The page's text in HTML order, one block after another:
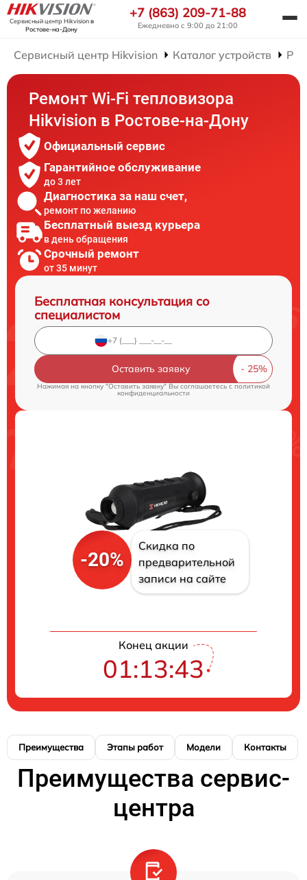
Сервисный центр Hikvisionв
Ростове-на-Дону
+7 (863) 209-71-88
Ежедневно с 9:00 до 21:00
Сервисный центр Hikvision Каталог устройств
Ремонт Wi-Fi тепловизора
Hikvision в Ростове-на-Дону
Официальный сервис
Гарантийное обслуживание
до 3 лет
Диагностика за наш счет,
ремонт по желанию
Бесплатный выезд курьера
в день обращения
Срочный ремонт
от 35 минут
Бесплатная консультация со
специалистом
Оставить заявку
Нажимая на кнопку "Оставить заявку" Вы соглашаетесь cполитикой
конфиденциальности
-20%
Скидка по
предварительной
записи на сайте
Конец акции
01:13:43
Преимущества Этапы работ Модели Контакты
Преимущества сервис-
центра